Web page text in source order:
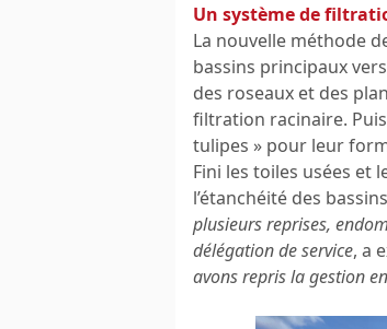
Un système de
La nouvelle méthode
bassins principaux
des roseaux et des
filtration racinaire.
tulipes » pour leur
Fini les toiles usées et
l’étanchéité des
plusieurs reprises,
délégation de service, a
avons repris la gestion